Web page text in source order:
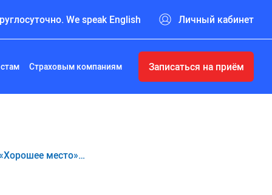
We speak English Личный кабинет
Страховым компаниям Записаться на приём
место»…